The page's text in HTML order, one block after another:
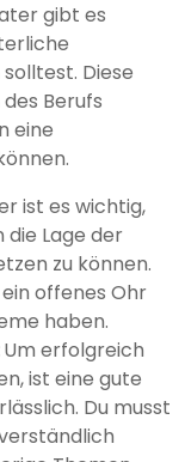
gibt es
Diese
Berufs
eine
ist es wichtig,
die Lage der
zu können.
offenes Ohr
haben.
Um erfolgreich
ist eine gute
Du musst